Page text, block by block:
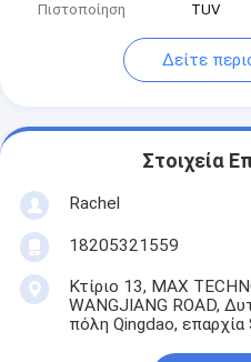
Πιστοποίηση
TUV
Δείτε
Στοιχεία
Rachel
18205321559
Κτίριο 13, MAX
WANGJIANG ROAD,
πόλη Qingdao, επαρχία